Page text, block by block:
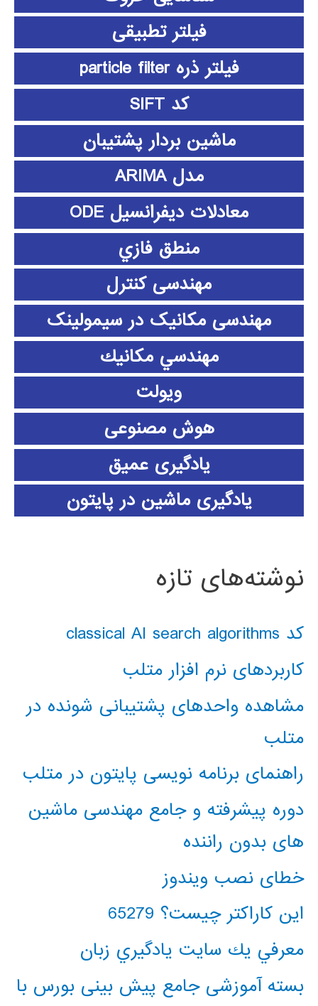
فیلتر تطبیقی
فیلتر ذره particle filter
کد SIFT
ماشین بردار پشتیبان
مدل ARIMA
معادلات دیفرانسیل ODE
منطق فازي
مهندسی کنترل
مهندسی مکانیک در سیمولینک
مهندسي مكانيك
ویولت
هوش مصنوعی
یادگیری عمیق
یادگیری ماشین در پایتون
نوشته‌های تازه
کد classical AI search algorithms
کاربردهای نرم افزار متلب
مشاهده واحدهای پشتیبانی شونده در
متلب
راهنمای برنامه نویسی پایتون در متلب
دوره پیشرفته و جامع مهندسی ماشین
های بدون راننده
خطای نصب ویندوز
این کاراکتر چیست؟ 65279
معرفي يك سايت يادگيري زبان
بسته آموزشی جامع پیش بینی بورس با